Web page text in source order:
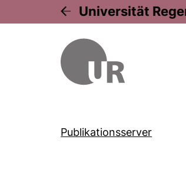
Universität
Publikationsserver